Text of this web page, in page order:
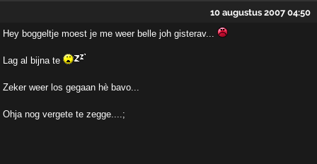
10 augustus 2007 04:50
Hey boggeltje moest je me weer belle joh gisterav...
Lag al bijna te
Zeker weer los gegaan hè bavo...
Ohja nog vergete te zegge....;